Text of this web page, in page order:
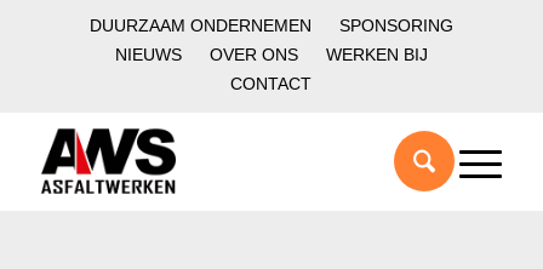
DUURZAAM ONDERNEMEN
SPONSORING
NIEUWS
OVER ONS
WERKEN BIJ
CONTACT